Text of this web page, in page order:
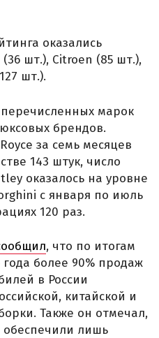
оказались
шт.), Citroen (85 шт.),
шт.).
марок
брендов.
за семь месяцев
143 штук, число
оказалось на уровне
с января по июль
120 раз.
, что по итогам
года более 90% продаж
в России
китайской и
Также он отмечал,
лишь